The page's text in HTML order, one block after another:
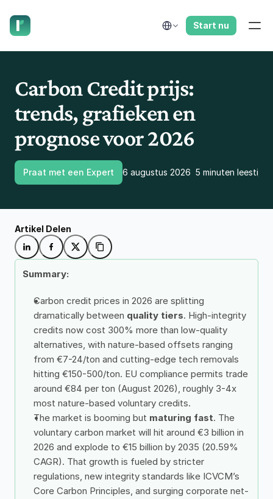
Select Language
Start nu
Carbon Credit prijs:
trends, grafieken en
prognose voor 2026
Praat met een Expert 6 augustus 2026 5 minuten leestijd
Summary:
Carbon credit prices in 2026 are splitting
dramatically between quality tiers. High-integrity
credits now cost 300% more than low-quality
alternatives, with nature-based offsets ranging
from €7-24/ton and cutting-edge tech removals
hitting €150-500/ton. EU compliance permits trade
around €84 per ton (August 2026), roughly 3-4x
most nature-based voluntary credits.
The market is booming but maturing fast. The
voluntary carbon market will hit around €3 billion in
2026 and explode to €15 billion by 2035 (20.59%
CAGR). That growth is fueled by stricter
regulations, new integrity standards like ICVCM’s
Core Carbon Principles, and surging corporate net-
Artikel Delen